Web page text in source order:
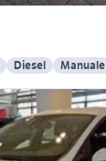
Diesel Manuale